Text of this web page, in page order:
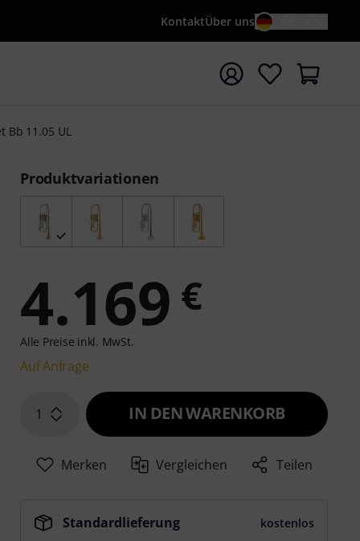
KontaktÜber uns
mit Suchwort {searchTerm} starten
Bb 11.05 UL
Produktvariationen
4.169 €
Alle Preise inkl. MwSt.
Auf Anfrage
1 IN DEN WARENKORB
Merken Vergleichen Teilen
Standardlieferung kostenlos